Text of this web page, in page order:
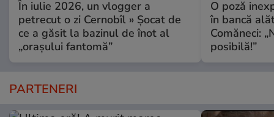
În iulie 2026, un vlogger a
petrecut o zi Cernobîl » Șocat de
ce a găsit la bazinul de înot al
„orașului fantomă”
O poză
în bancă
Comăneci:
posibilă!”
PARTENERI